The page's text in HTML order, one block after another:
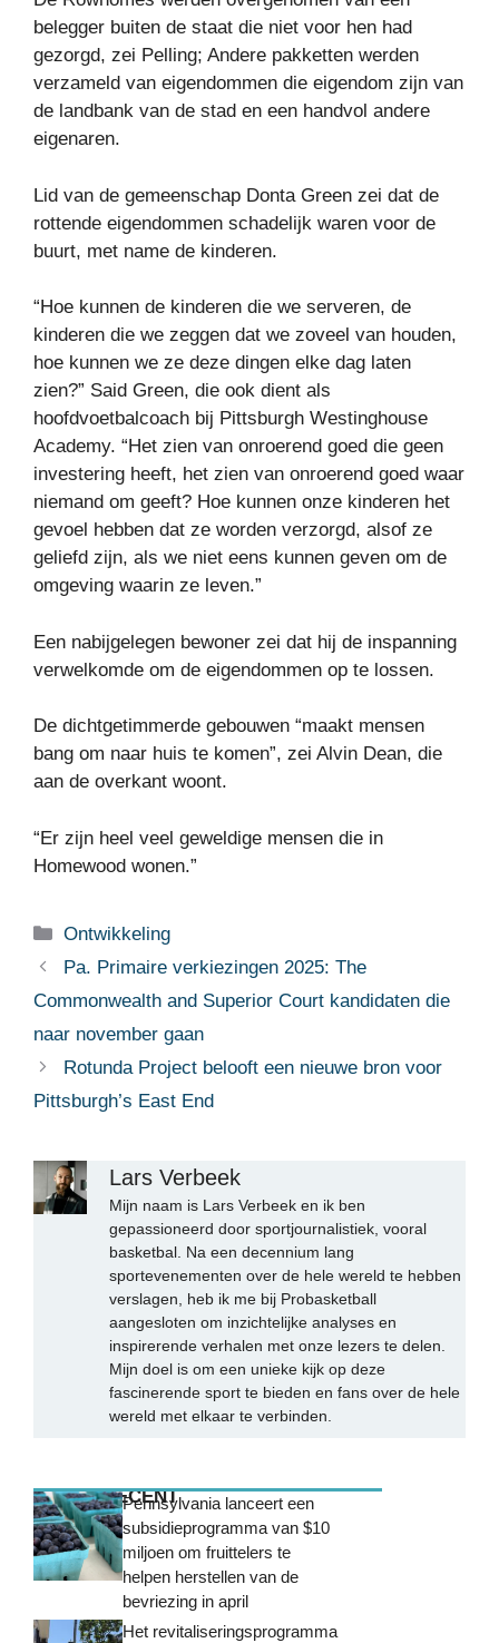
belegger buiten de staat die niet voor hen had
gezorgd, zei Pelling; Andere pakketten werden
verzameld van eigendommen die eigendom zijn van
de landbank van de stad en een handvol andere
eigenaren.
Lid van de gemeenschap Donta Green zei dat de
rottende eigendommen schadelijk waren voor de
buurt, met name de kinderen.
“Hoe kunnen de kinderen die we serveren, de
kinderen die we zeggen dat we zoveel van houden,
hoe kunnen we ze deze dingen elke dag laten
zien?” Said Green, die ook dient als
hoofdvoetbalcoach bij Pittsburgh Westinghouse
Academy. “Het zien van onroerend goed die geen
investering heeft, het zien van onroerend goed waar
niemand om geeft? Hoe kunnen onze kinderen het
gevoel hebben dat ze worden verzorgd, alsof ze
geliefd zijn, als we niet eens kunnen geven om de
omgeving waarin ze leven.”
Een nabijgelegen bewoner zei dat hij de inspanning
verwelkomde om de eigendommen op te lossen.
De dichtgetimmerde gebouwen “maakt mensen
bang om naar huis te komen”, zei Alvin Dean, die
aan de overkant woont.
“Er zijn heel veel geweldige mensen die in
Homewood wonen.”
Categorieën
Ontwikkeling
Pa. Primaire verkiezingen 2025: The
Commonwealth and Superior Court kandidaten die
naar november gaan
Rotunda Project belooft een nieuwe bron voor
Pittsburgh’s East End
Lars Verbeek
Mijn naam is Lars Verbeek en ik ben
gepassioneerd door sportjournalistiek, vooral
basketbal. Na een decennium lang
sportevenementen over de hele wereld te hebben
verslagen, heb ik me bij Probasketball
aangesloten om inzichtelijke analyses en
inspirerende verhalen met onze lezers te delen.
Mijn doel is om een unieke kijk op deze
fascinerende sport te bieden en fans over de hele
wereld met elkaar te verbinden.
MEEST RECENTPennsylvania lanceert een
subsidieprogramma van $10
miljoen om fruittelers te
helpen herstellen van de
bevriezing in april
Het revitaliseringsprogramma